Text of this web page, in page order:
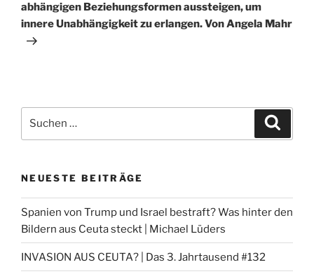
abhängigen Beziehungsformen aussteigen, um
innere Unabhängigkeit zu erlangen. Von Angela Mahr
nach:
NEUESTE BEITRÄGE
Spanien von Trump und Israel bestraft? Was hinter den
Bildern aus Ceuta steckt | Michael Lüders
INVASION AUS CEUTA? | Das 3. Jahrtausend #132